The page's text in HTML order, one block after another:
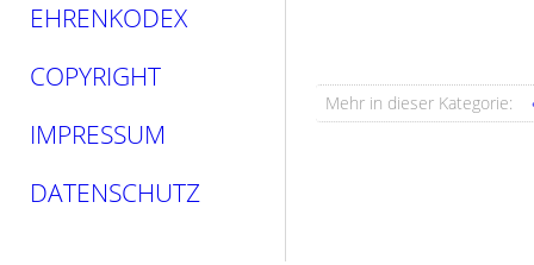
Mehr in dieser Kategorie:
EHRENKODEX
COPYRIGHT
IMPRESSUM
DATENSCHUTZ